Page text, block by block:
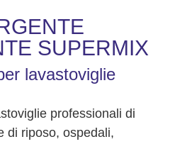
SUPERMIX
lavastoviglie
professionali di
di riposo, ospedali,